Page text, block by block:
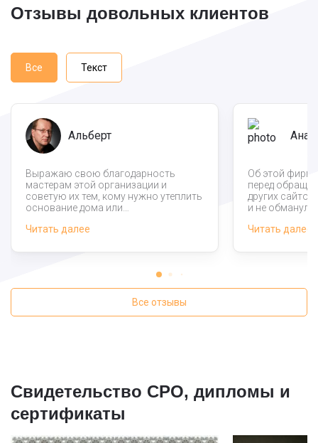
Отзывы довольных клиентов
Все Текст
Альберт
Выражаю свою благодарность
мастерам этой организации и
советую их тем, кому нужно утеплить
основание дома или
самые простые условия для работы,
специалисты справились на
Читать далее
Об этой
перед
других
и не
сомнений
корректный,
согласовав
Читать далее
Все отзывы
Свидетельство СРО, дипломы и
сертификаты